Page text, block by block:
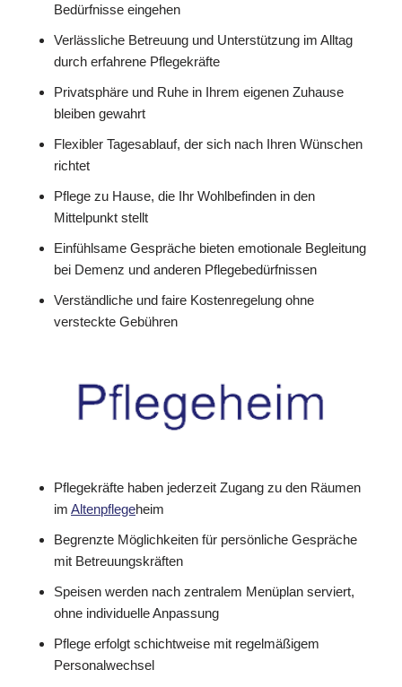
Bedürfnisse eingehen
Verlässliche Betreuung und Unterstützung im Alltag
durch erfahrene Pflegekräfte
Privatsphäre und Ruhe in Ihrem eigenen Zuhause
bleiben gewahrt
Flexibler Tagesablauf, der sich nach Ihren Wünschen
richtet
Pflege zu Hause, die Ihr Wohlbefinden in den
Mittelpunkt stellt
Einfühlsame Gespräche bieten emotionale Begleitung
bei Demenz und anderen Pflegebedürfnissen
Verständliche und faire Kostenregelung ohne
versteckte Gebühren
Pflegekräfte haben jederzeit Zugang zu den Räumen
im Altenpflegeheim
Begrenzte Möglichkeiten für persönliche Gespräche
mit Betreuungskräften
Speisen werden nach zentralem Menüplan serviert,
ohne individuelle Anpassung
Pflege erfolgt schichtweise mit regelmäßigem
Personalwechsel